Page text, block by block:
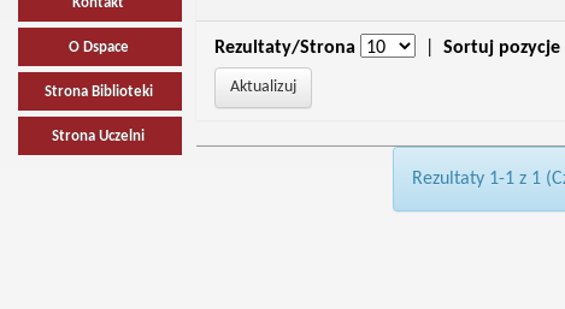
O Dspace
Strona Biblioteki
Strona Uczelni
Rezultaty/Strona Sortuj pozycje
Rezultaty 1-1 z 1